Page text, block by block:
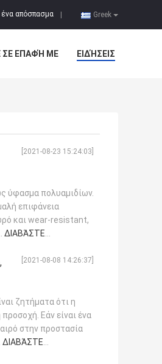
Greek
απόσπασμα
ΣΕ ΕΠΑΦΉ ΜΕ ΕΙΔΉΣΕΙΣ
[2021-08-23 15:24:03]
ύφασμα πολυαμιδίων.
επιφάνεια
και wear-resistant,
ΔΙΑΒΆΣΤΕ
[2021-08-08 14:26:37]
ζητήματα ότι η
Εάν είναι ένα
στην προστασία
ΔΙΑΒΆΣΤΕ